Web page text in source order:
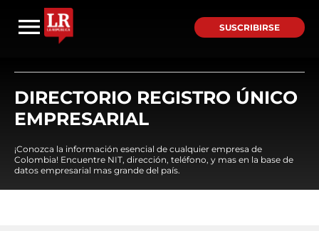
SUSCRIBIRSE
DIRECTORIO REGISTRO ÚNICO
EMPRESARIAL
¡Conozca la información esencial de cualquier empresa de
Colombia! Encuentre NIT, dirección, teléfono, y mas en la base de
datos empresarial mas grande del país.